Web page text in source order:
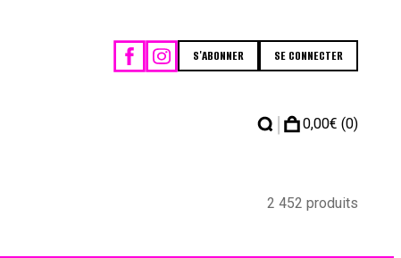
S'ABONNER SE CONNECTER
| 0,00€ (0)
2 452 produits